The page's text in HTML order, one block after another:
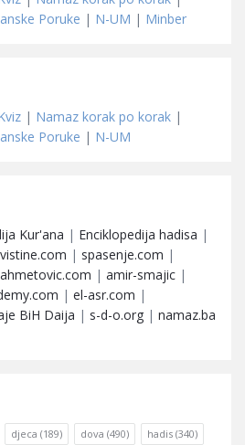
Poruke | N-UM | Minber
| Namaz korak po korak |
Poruke | N-UM
Kur'ana | Enciklopedija hadisa |
| spasenje.com |
| amir-smajic |
| el-asr.com |
BiH Daija | s-d-o.org | namaz.ba
djeca (189) dova (490) hadis (340)